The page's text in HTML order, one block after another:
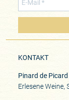
KONTAKT
Pinard de
Erlesene Weine,